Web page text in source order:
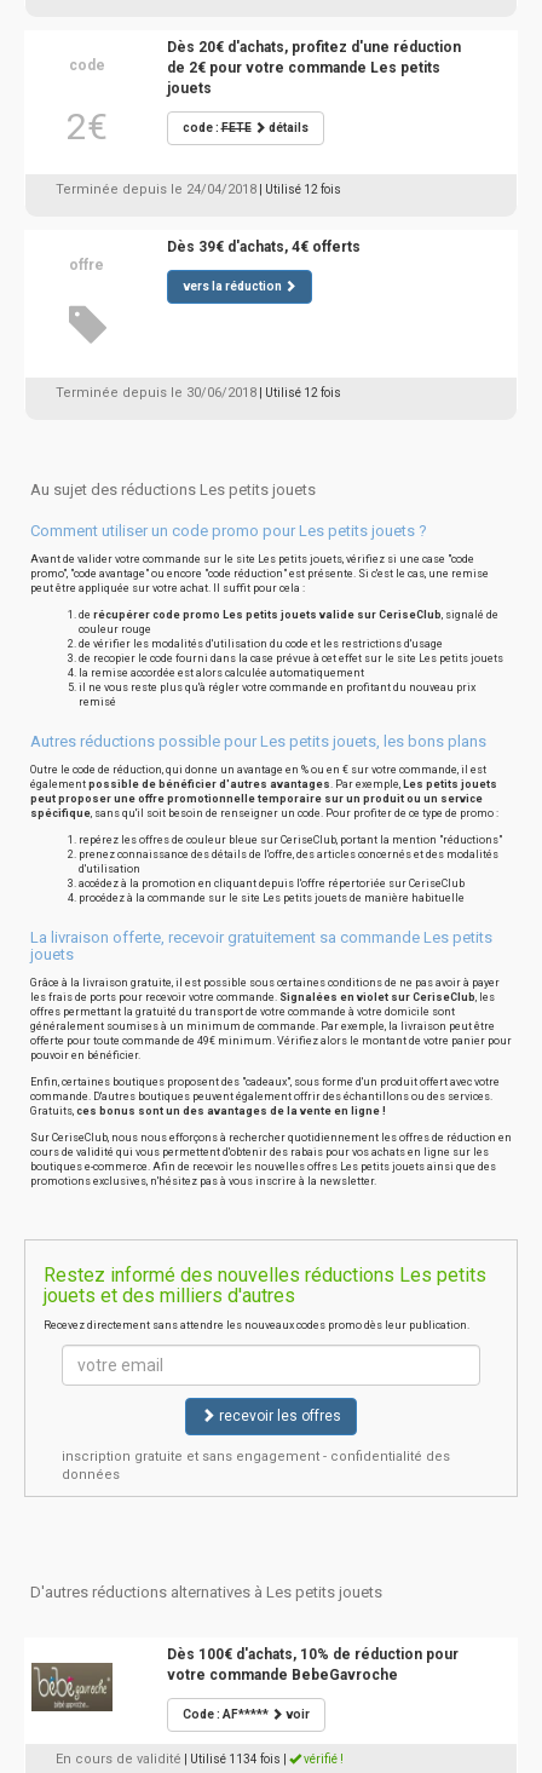
code
2€
Dès 20€ d'achats, profitez d'une réduction
de 2€ pour votre commande Les petits
jouets
code :FETE détails
Terminée depuis le 24/04/2018 | Utilisé 12 fois
offre
Dès 39€ d'achats, 4€ offerts
vers la réduction
Terminée depuis le 30/06/2018 | Utilisé 12 fois
Au sujet des réductions Les petits jouets
Comment utiliser un code promo pour Les petits jouets ?
Avant de valider votre commande sur le site Les petits jouets, vérifiez si une case "code
promo", "code avantage" ou encore "code réduction" est présente. Si c'est le cas, une remise
peut être appliquée sur votre achat. Il suffit pour cela :
de récupérer code promo Les petits jouets valide sur CeriseClub, signalé de
couleur rouge
de vérifier les modalités d'utilisation du code et les restrictions d'usage
de recopier le code fourni dans la case prévue à cet effet sur le site Les petits jouets
la remise accordée est alors calculée automatiquement
il ne vous reste plus qu'à régler votre commande en profitant du nouveau prix
remisé
Autres réductions possible pour Les petits jouets, les bons plans
Outre le code de réduction, qui donne un avantage en % ou en € sur votre commande, il est
également possible de bénéficier d'autres avantages. Par exemple, Les petits jouets
peut proposer une offre promotionnelle temporaire sur un produit ou un service
spécifique, sans qu'il soit besoin de renseigner un code. Pour profiter de ce type de promo :
repérez les offres de couleur bleue sur CeriseClub, portant la mention "réductions"
prenez connaissance des détails de l'offre, des articles concernés et des modalités
d'utilisation
accédez à la promotion en cliquant depuis l'offre répertoriée sur CeriseClub
procédez à la commande sur le site Les petits jouets de manière habituelle
La livraison offerte, recevoir gratuitement sa commande Les petits
jouets
Grâce à la livraison gratuite, il est possible sous certaines conditions de ne pas avoir à payer
les frais de ports pour recevoir votre commande. Signalées en violet sur CeriseClub, les
offres permettant la gratuité du transport de votre commande à votre domicile sont
généralement soumises à un minimum de commande. Par exemple, la livraison peut être
offerte pour toute commande de 49€ minimum. Vérifiez alors le montant de votre panier pour
pouvoir en bénéficier.
Enfin, certaines boutiques proposent des "cadeaux", sous forme d'un produit offert avec votre
commande. D'autres boutiques peuvent également offrir des échantillons ou des services.
Gratuits, ces bonus sont un des avantages de la vente en ligne !
Sur CeriseClub, nous nous efforçons à rechercher quotidiennement les offres de réduction en
cours de validité qui vous permettent d'obtenir des rabais pour vos achats en ligne sur les
boutiques e-commerce. Afin de recevoir les nouvelles offres Les petits jouets ainsi que des
promotions exclusives, n'hésitez pas à vous inscrire à la newsletter.
Restez informé des nouvelles réductions Les petits
jouets et des milliers d'autres
Recevez directement sans attendre les nouveaux codes promo dès leur publication.
recevoir les offres
inscription gratuite et sans engagement - confidentialité des
données
D'autres réductions alternatives à Les petits jouets
Dès 100€ d'achats, 10% de réduction pour
votre commande BebeGavroche
Code : AF***** voir
En cours de validité | Utilisé 1134 fois vérifié !